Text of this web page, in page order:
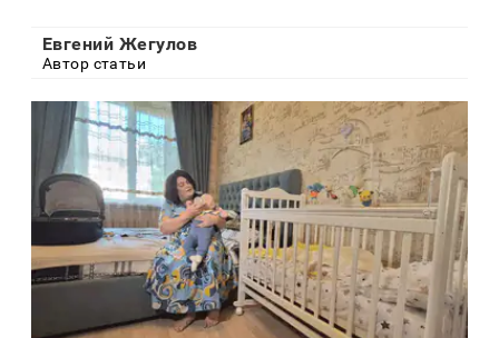
Евгений Жегулов
Автор статьи